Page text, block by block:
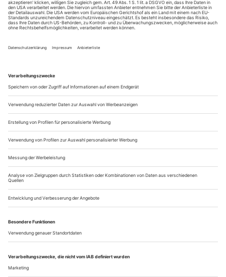
Wenn Bilder erzählen
Arthaus legt den von Michael Schulz und Wolfgang Willaschek
Orchestergraben heraufbrummt, gehört die Bühne des
Weimarer Nationaltheaters den Kindern. Drei Mädchen in
adrett karierten Sonntagskleidern haben Regisseur Michael
Schulz und sein Dramaturg Wolfgang Willaschek den Beginn
der Tetralogie anvertraut. Mit giftgrünen Drachen-
Handpuppen erzählen sie sich die...
Anselm Kiefer meets Jörg Widmann
Herbstlaub, Asche, Staub. Acht betongraue Himmelstürme
ragen in den Schnürboden. Bleischwer ist die Luft, von den
Klagelauten aus den Büchern Jesaja und Jeremia und vom
Gehämmer der Trümmerfrauen. Alles schmeckt hier nach
Apokalypse, nach Endzeit – die Sprache, die Geräusche, die
Musik, der Raum. «Am Anfang» hat Anselm Kiefer seine
Installation für die Pariser...